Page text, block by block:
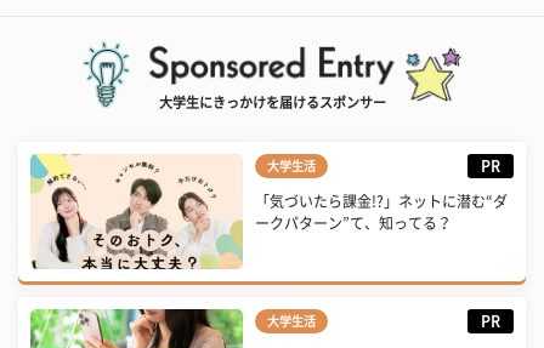
大学生にきっかけを届けるスポンサー
大学生活 PR
「気づいたら課金!?」ネットに潜む“ダ
ークパターン”て、知ってる？
大学生活 PR